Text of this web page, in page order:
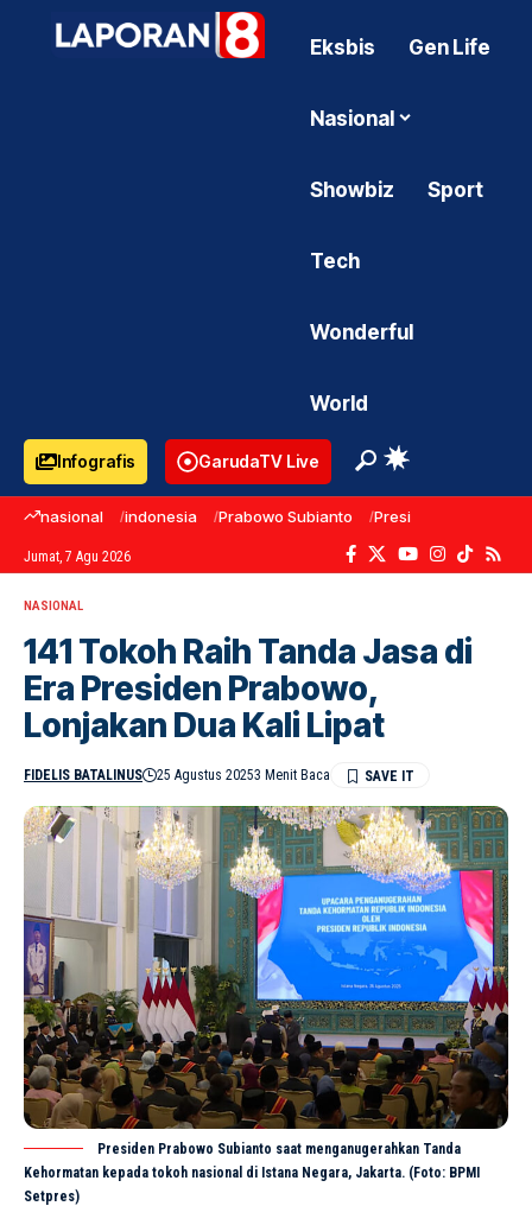
Eksbis Gen Life
Nasional
Showbiz Sport
Tech
Wonderful
World
Infografis GarudaTV Live
nasional indonesia Prabowo Subianto Presiden Prabowo
Jumat, 7 Agu 2026
NASIONAL
141 Tokoh Raih Tanda Jasa di
Era Presiden Prabowo,
Lonjakan Dua Kali Lipat
FIDELIS BATALINUS 25 Agustus 20253 Menit Baca
Presiden Prabowo Subianto saat menganugerahkan Tanda
Kehormatan kepada tokoh nasional di Istana Negara, Jakarta. (Foto: BPMI
Setpres)